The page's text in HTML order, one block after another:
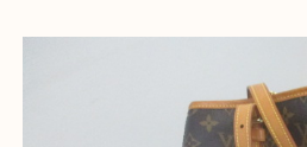
Louis Vuitton ルイヴィ